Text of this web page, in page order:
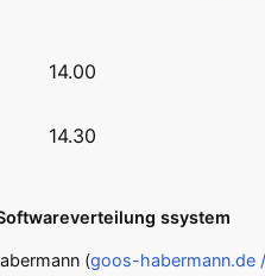
14.00
14.30
ssystem
(goos-habermann.de /